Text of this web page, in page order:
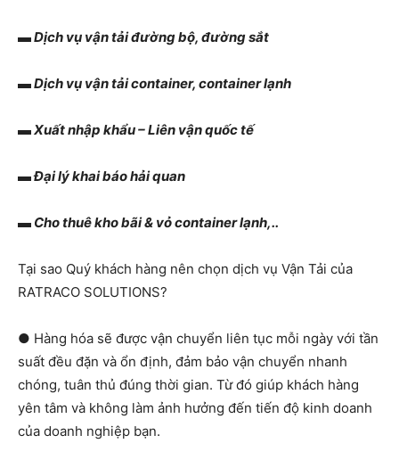
▬ Dịch vụ vận tải đường bộ, đường sắt
▬ Dịch vụ vận tải container, container lạnh
▬ Xuất nhập khẩu – Liên vận quốc tế
▬ Đại lý khai báo hải quan
▬ Cho thuê kho bãi & vỏ container lạnh,..
Tại sao Quý khách hàng nên chọn dịch vụ Vận Tải của
RATRACO SOLUTIONS?
● Hàng hóa sẽ được vận chuyển liên tục mỗi ngày với tần
suất đều đặn và ổn định, đảm bảo vận chuyển nhanh
chóng, tuân thủ đúng thời gian. Từ đó giúp khách hàng
yên tâm và không làm ảnh hưởng đến tiến độ kinh doanh
của doanh nghiệp bạn.